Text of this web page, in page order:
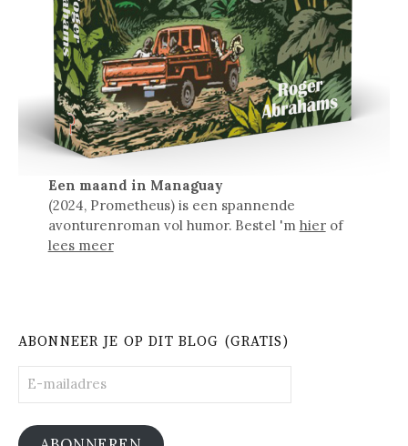
Een maand in Managuay
(2024, Prometheus) is een spannende
avonturenroman vol humor. Bestel 'm hierof
lees meer
ABONNEER JE OP DIT BLOG (GRATIS)
mailadres